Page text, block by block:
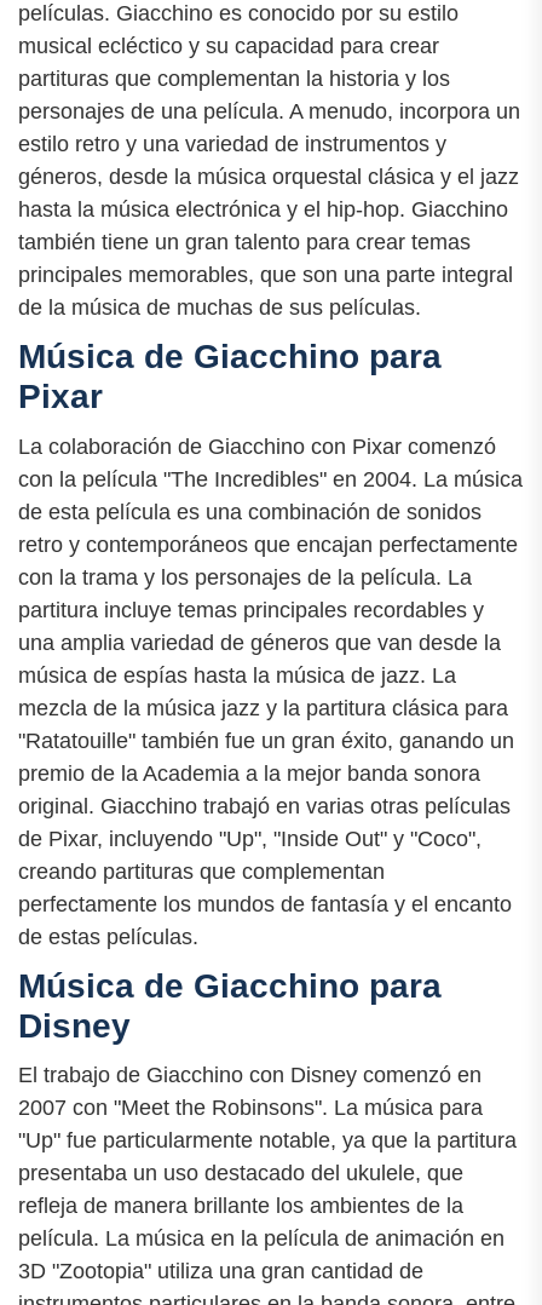
películas. Giacchino es conocido por su estilo
musical ecléctico y su capacidad para crear
partituras que complementan la historia y los
personajes de una película. A menudo, incorpora un
estilo retro y una variedad de instrumentos y
géneros, desde la música orquestal clásica y el jazz
hasta la música electrónica y el hip-hop. Giacchino
también tiene un gran talento para crear temas
principales memorables, que son una parte integral
de la música de muchas de sus películas.
Música de Giacchino para
Pixar
La colaboración de Giacchino con Pixar comenzó
con la película "The Incredibles" en 2004. La música
de esta película es una combinación de sonidos
retro y contemporáneos que encajan perfectamente
con la trama y los personajes de la película. La
partitura incluye temas principales recordables y
una amplia variedad de géneros que van desde la
música de espías hasta la música de jazz. La
mezcla de la música jazz y la partitura clásica para
"Ratatouille" también fue un gran éxito, ganando un
premio de la Academia a la mejor banda sonora
original. Giacchino trabajó en varias otras películas
de Pixar, incluyendo "Up", "Inside Out" y "Coco",
creando partituras que complementan
perfectamente los mundos de fantasía y el encanto
de estas películas.
Música de Giacchino para
Disney
El trabajo de Giacchino con Disney comenzó en
2007 con "Meet the Robinsons". La música para
"Up" fue particularmente notable, ya que la partitura
presentaba un uso destacado del ukulele, que
refleja de manera brillante los ambientes de la
película. La música en la película de animación en
3D "Zootopia" utiliza una gran cantidad de